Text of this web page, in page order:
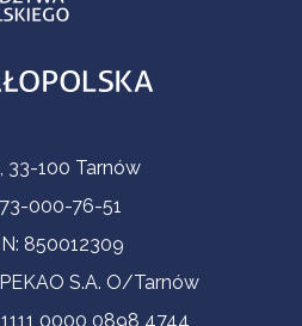
33-100 Tarnów
000-76-51
850012309
S.A. O/Tarnów
0000 0898 4744